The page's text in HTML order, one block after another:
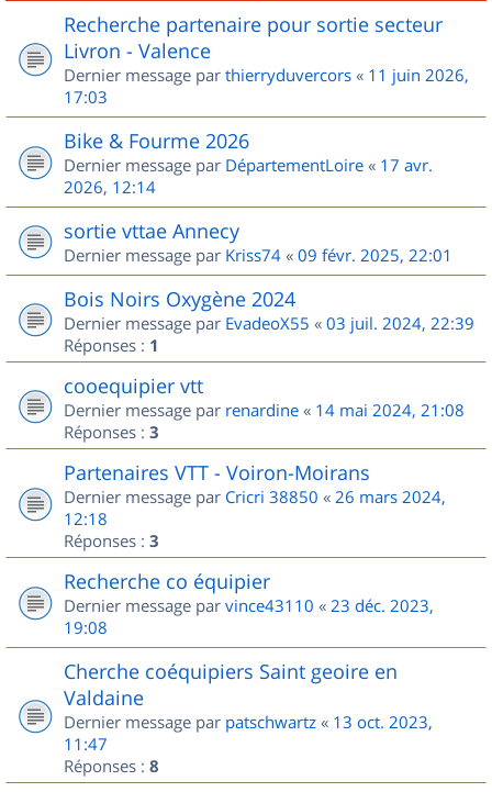
Recherche partenaire pour sortie secteur
Livron - Valence
Dernier message par thierryduvercors « 11 juin 2026,
17:03
Bike & Fourme 2026
Dernier message par DépartementLoire « 17 avr.
2026, 12:14
sortie vttae Annecy
Dernier message par Kriss74 « 09 févr. 2025, 22:01
Bois Noirs Oxygène 2024
Dernier message par EvadeoX55 « 03 juil. 2024, 22:39
Réponses : 1
cooequipier vtt
Dernier message par renardine « 14 mai 2024, 21:08
Réponses : 3
Partenaires VTT - Voiron-Moirans
Dernier message par Cricri 38850 « 26 mars 2024,
12:18
Réponses : 3
Recherche co équipier
Dernier message par vince43110 « 23 déc. 2023,
19:08
Cherche coéquipiers Saint geoire en
Valdaine
Dernier message par patschwartz « 13 oct. 2023,
11:47
Réponses : 8